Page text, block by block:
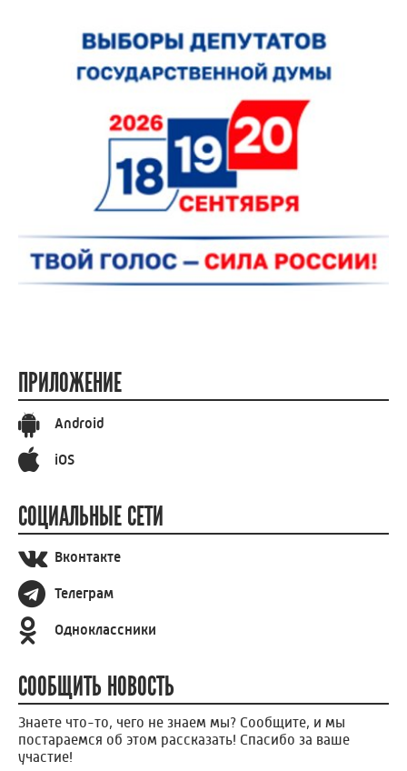
ПРИЛОЖЕНИЕ
Android
iOS
СОЦИАЛЬНЫЕ СЕТИ
Вконтакте
Телеграм
Одноклассники
СООБЩИТЬ НОВОСТЬ
Знаете что-то, чего не знаем мы? Сообщите, и мы
постараемся об этом рассказать! Спасибо за ваше
участие!